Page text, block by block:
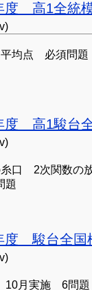
度 高1全統
均点 必須問
度 高1駿台
口 2次関数の
題
度 駿台全
月実施 6問